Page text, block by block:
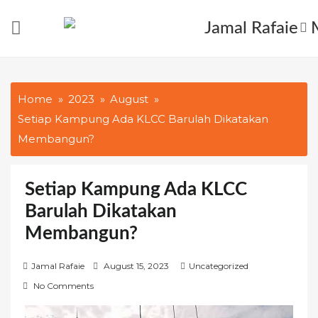
Home 2023
August
Setiap Kampung Ada KLCC Barulah Dikatakan
Membangun?
Setiap Kampung Ada KLCC
Barulah Dikatakan
Membangun?
Jamal Rafaie August 15, 2023
Uncategorized
No Comments